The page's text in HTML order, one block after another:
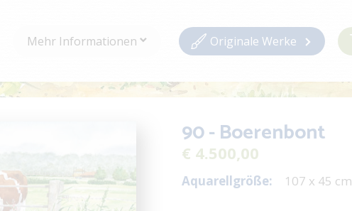
Mehr Informationen Originale Werke
90 - Boerenbont
€ 4.500,00
Aquarellgröße: 107 x 45 cm